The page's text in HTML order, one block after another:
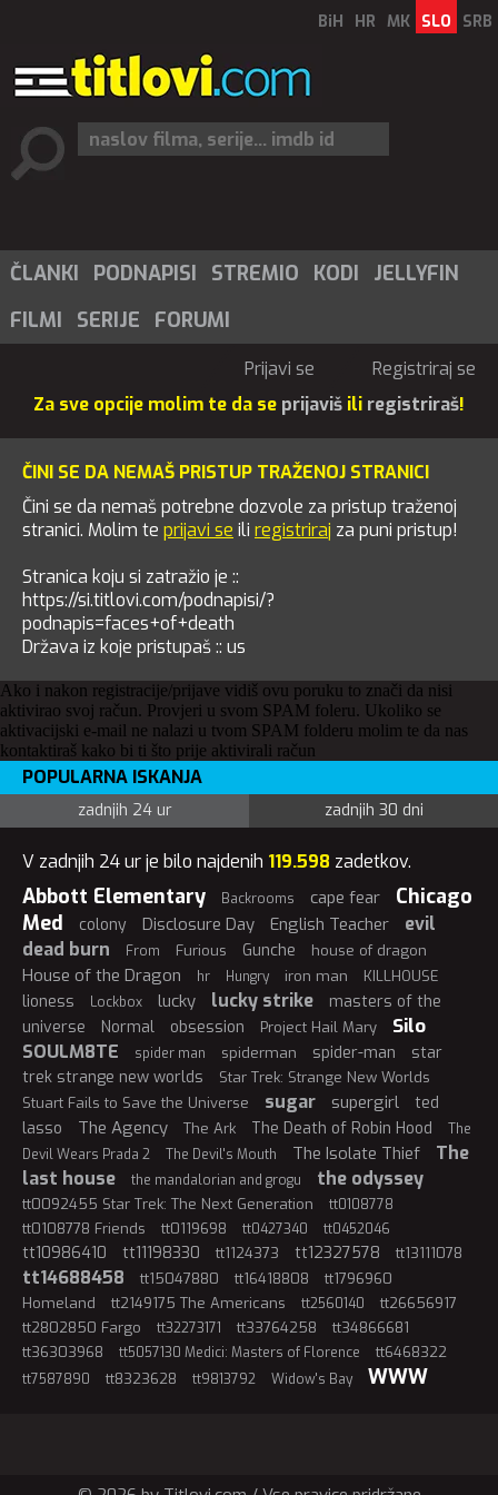
BiH HR MK SLO SRB
ČLANKI PODNAPISI STREMIO KODI
JELLYFIN
FILMI
SERIJE FORUMI
Prijavi se
Registriraj se
Za sve opcije molim te da se prijaviš ili registriraš!
ČINI SE DA NEMAŠ PRISTUP TRAŽENOJ STRANICI
Čini se da nemaš potrebne dozvole za pristup traženoj
stranici. Molim te prijavi se ili registriraj za puni pristup!
Stranica koju si zatražio je ::
https://si.titlovi.com/podnapisi/?
podnapis=faces+of+death
Država iz koje pristupaš :: us
Ako i nakon registracije/prijave vidiš ovu poruku to znači da nisi
aktivirao svoj račun. Provjeri u svom SPAM foleru. Ukoliko se
aktivacijski e-mail ne nalazi u tvom SPAM folderu molim te da nas
kontaktiraš kako bi ti što prije aktivirali račun
POPULARNA ISKANJA
zadnjih 24 ur zadnjih 30 dni
V zadnjih 24 ur je bilo najdenih 119.598 zadetkov.
Abbott Elementary Backrooms cape fear
Chicago
Med
colony Disclosure Day English Teacher
evil
dead burn
From Furious Gunche house of dragon
House of the Dragon hr Hungry iron man KILLHOUSE
lioness Lockbox lucky lucky strike
masters of the
universe
Normal obsession Project Hail Mary Silo
SOULM8TE spider man spiderman spider-man
star
trek strange new worlds
Star Trek: Strange New Worlds
Stuart Fails to Save the Universe
sugar supergirl
ted
lasso
The Agency The Ark The Death of Robin Hood
The
Devil Wears Prada 2
The Devil's Mouth The Isolate Thief
The
last house
the mandalorian and grogu the odyssey
tt0092455 Star Trek: The Next Generation tt0108778
tt0108778 Friends tt0119698 tt0427340 tt0452046
tt10986410 tt11198330 tt1124373 tt12327578 tt13111078
tt14688458 tt15047880 tt16418808
tt1796960
Homeland
tt2149175 The Americans tt2560140
tt26656917
tt2802850 Fargo
tt32273171 tt33764258
tt34866681
tt36303968
tt5057130 Medici: Masters of Florence tt6468322
tt7587890 tt8323628 tt9813792 Widow's Bay WWW